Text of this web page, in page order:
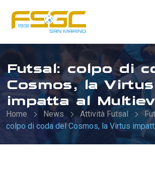
Futsal: colpo di
Cosmos, la Virtus
impatta al
Home News Attività Futsal
colpo di coda del Cosmos, la Virtus